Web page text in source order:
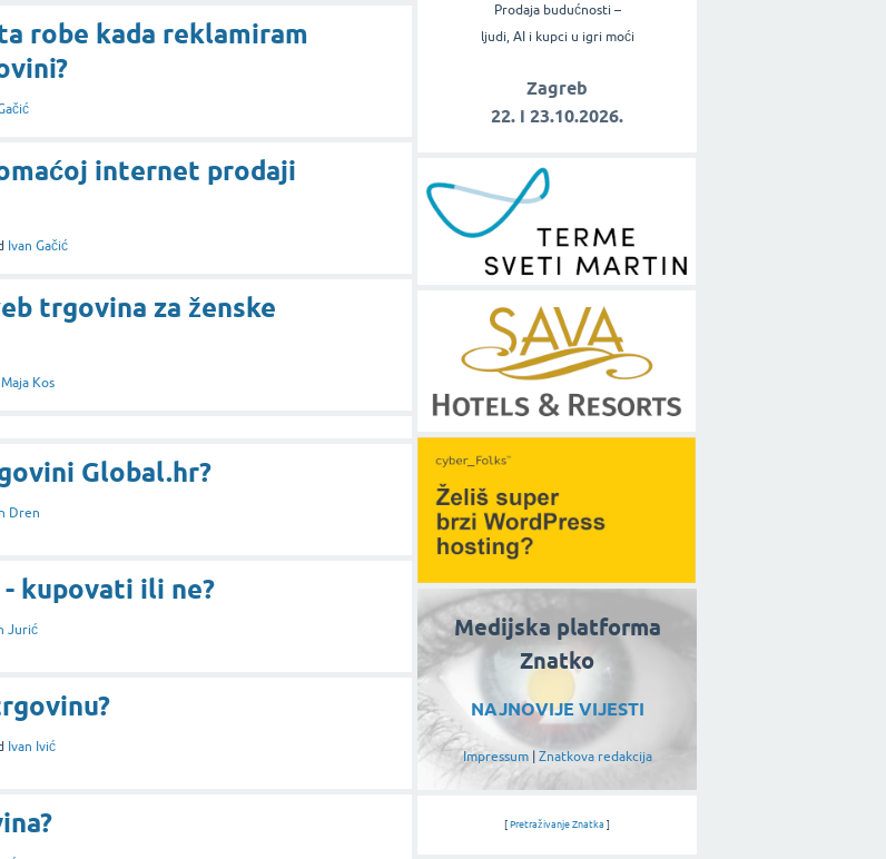
robe kada reklamiram
internet prodaji
Ivan Gačić
trgovina za ženske
Maja Kos
Global.hr?
Dren
- kupovati ili ne?
Jurić
Ivan Ivić
Prodaja budućnosti –
ljudi, AI i kupci u igri moći
Zagreb
22. i 23.10.2026.
Medijska platforma
Znatko
NAJNOVIJE VIJESTI
Impressum| Znatkova redakcija
[ Pretraživanje Znatka ]